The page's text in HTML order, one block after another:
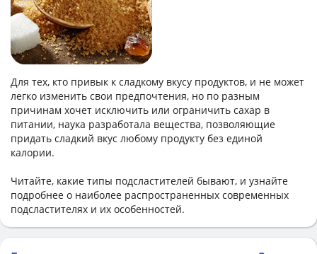
Для тех, кто привык к сладкому вкусу продуктов, и не может
легко изменить свои предпочтения, но по разным
причинам хочет исключить или ограничить сахар в
питании, наука разработала вещества, позволяющие
придать сладкий вкус любому продукту без единой
калории.
Читайте, какие типы подсластителей бывают, и узнайте
подробнее о наиболее распространенных современных
подсластителях и их особенностей.